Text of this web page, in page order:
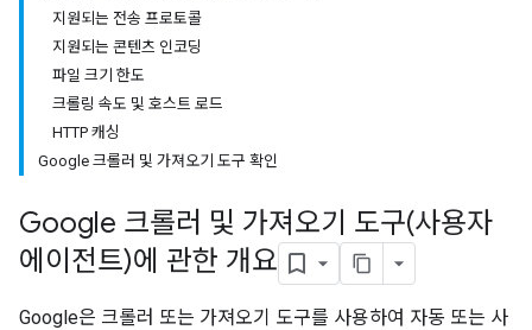
지원되는 전송 프로토콜
지원되는 콘텐츠 인코딩
파일 크기 한도
크롤링 속도 및 호스트 로드
HTTP 캐싱
Google 크롤러 및 가져오기 도구 확인
Google 크롤러 및 가져오기 도구(사용자
에이전트)에 관한 개요
Google은 크롤러 또는 가져오기 도구를 사용하여 자동 또는 사